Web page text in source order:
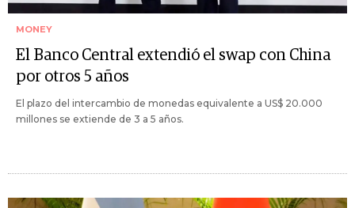
MONEY
El Banco Central extendió el swap con China
por otros 5 años
El plazo del intercambio de monedas equivalente a US$ 20.000
millones se extiende de 3 a 5 años.